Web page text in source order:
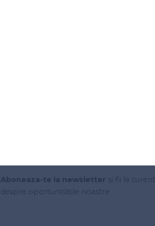
Aboneaza-te la newsletter și fii la
despre oportunitățile noastre.